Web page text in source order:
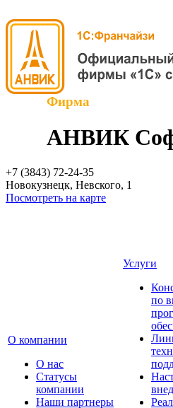
Фирма
АНВИК
+7 (3843) 72-24-35
Новокузнецк, Невского, 1
Посмотреть на карте
О компании
О нас
Cтатусы
компании
Наши партнеры
Услуги
по